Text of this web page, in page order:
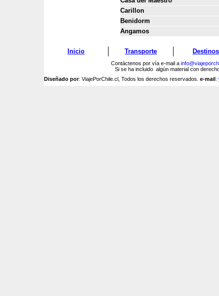
Carillon
Benidorm
Angamos
Inicio Transporte Destinos
Contáctenos por vía e-mail a
Si se ha incluido algún material con
Diseñado por: ViajePorChile.cl, Todos los derechos reservados. e-mail: